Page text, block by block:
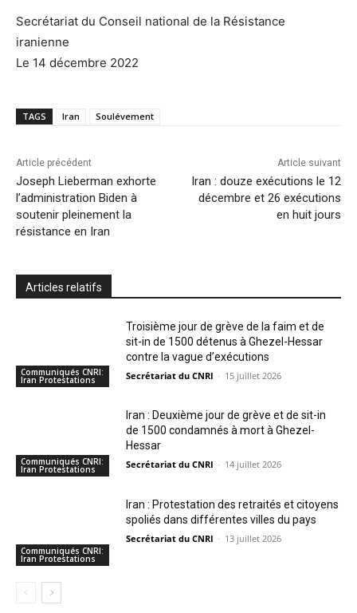
Secrétariat du Conseil national de la Résistance
iranienne
Le 14 décembre 2022
TAGS Iran Soulévement
Article précédent
Joseph Lieberman exhorte
l’administration Biden à
soutenir pleinement la
résistance en Iran
Article suivant
Iran : douze exécutions le 12
décembre et 26 exécutions
en huit jours
Articles relatifs
Communiqués CNRI:
Iran Protestations
Troisième jour de grève de la faim et de
sit-in de 1500 détenus à Ghezel-Hessar
contre la vague d’exécutions
Secrétariat du CNRI - 15 juillet 2026
Communiqués CNRI:
Iran Protestations
Iran : Deuxième jour de grève et de sit-in
de 1500 condamnés à mort à Ghezel-
Hessar
Secrétariat du CNRI - 14 juillet 2026
Communiqués CNRI:
Iran Protestations
Iran : Protestation des retraités et citoyens
spoliés dans différentes villes du pays
Secrétariat du CNRI - 13 juillet 2026